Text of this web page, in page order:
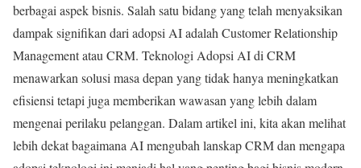
berbagai aspek bisnis. Salah satu bidang yang telah menyaksikan
dampak signifikan dari adopsi AI adalah Customer Relationship
Management atau CRM. Teknologi Adopsi AI di CRM
menawarkan solusi masa depan yang tidak hanya meningkatkan
efisiensi tetapi juga memberikan wawasan yang lebih dalam
mengenai perilaku pelanggan. Dalam artikel ini, kita akan melihat
lebih dekat bagaimana AI mengubah lanskap CRM dan mengapa